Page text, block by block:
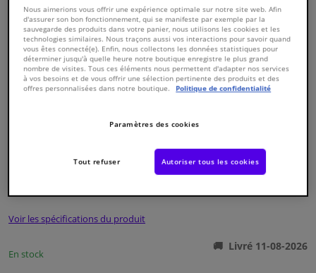
Filtres & liquides
Bagages & transport
Fenêtres & accessoires
Intérieur & ameublement
Camping-car, moto & vélo
4054228734991
Voir les spécifications du produit
En stock
Livré 11-08-2026
Nous aimerions vous offrir une expérience optimale sur notre site web. Afin
d'assurer son bon fonctionnement, qui se manifeste par exemple par la
sauvegarde des produits dans votre panier, nous utilisons les cookies et les
technologies similaires. Nous traçons aussi vos interactions pour savoir quand
vous êtes connecté(e). Enfin, nous collectons les données statistiques pour
déterminer jusqu'à quelle heure notre boutique enregistre le plus grand
nombre de visites. Tous ces éléments nous permettent d'adapter nos services
à vos besoins et de vous offrir une sélection pertinente des produits et des
offres personnalisées dans notre boutique.
Politique de confidentialité
Paramètres des cookies
Tout refuser Autoriser tous les cookies